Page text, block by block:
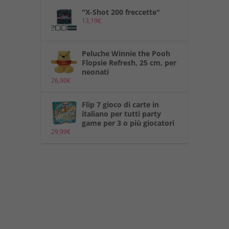
"X-Shot 200 freccette"
13,19€
Peluche Winnie the Pooh
Flopsie Refresh, 25 cm, per
neonati
26,90€
Flip 7 gioco di carte in
italiano per tutti party
game per 3 o più giocatori
29,99€